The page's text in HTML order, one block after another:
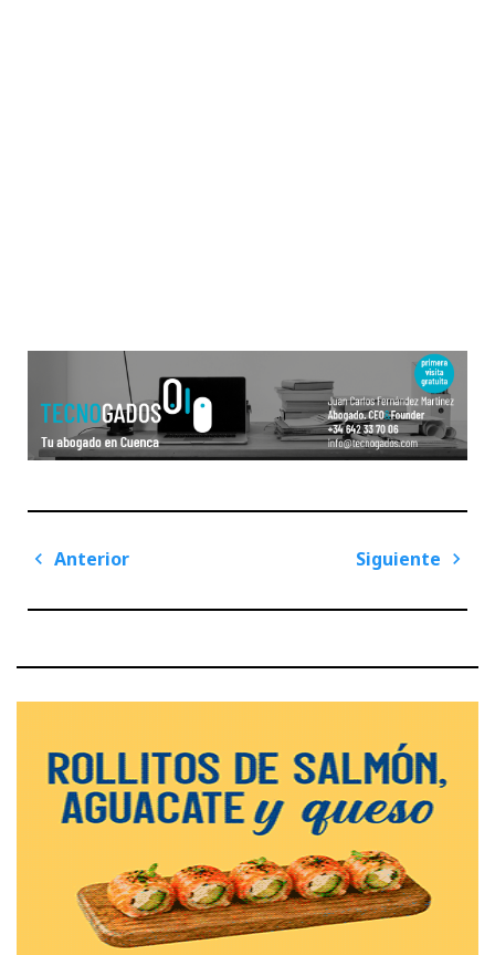
Navegación
entradas
Anterior
Siguiente